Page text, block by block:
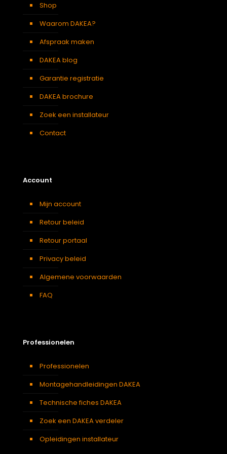
Shop
Waarom DAKEA?
Afspraak maken
DAKEA blog
Garantie registratie
DAKEA brochure
Zoek een installateur
Contact
Account
Mijn account
Retour beleid
Retour portaal
Privacy beleid
Algemene voorwaarden
FAQ
Professionelen
Professionelen
Montagehandleidingen DAKEA
Technische fiches DAKEA
Zoek een DAKEA verdeler
Opleidingen installateur